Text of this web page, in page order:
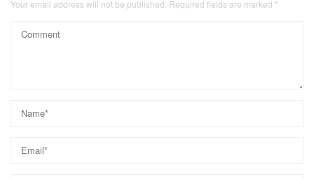
Your email address will not be published. Required fields are marked *